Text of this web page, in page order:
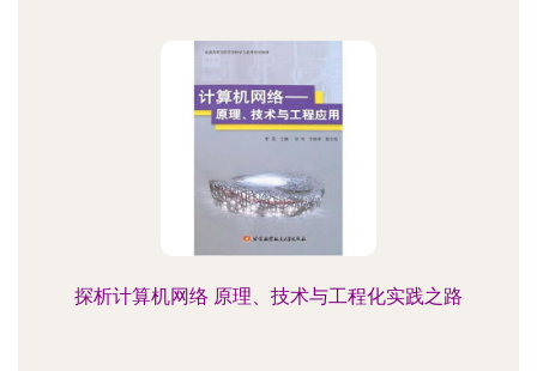
探析计算机网络 原理、技术与工程化实践之路